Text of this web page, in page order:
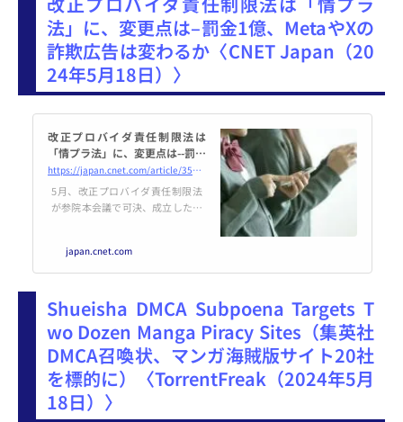
法」に、変更点は–罰金1億、MetaやXの
詐欺広告は変わるか〈CNET Japan（20
24年5月18日）〉
改正プロバイダ責任制限法は
「情プラ法」に、変更点は--罰金
1億、MetaやXの詐欺広告は変わ
るか
https://japan.cnet.com/article/35219058/
5月、改正プロバイダ責任制限法
が参院本会議で可決、成立した。
の流通によって発生する権利侵害
等への対処に関する法律」、通称
法」（情プラ法）に改められる。
今注目の「情プラ法」について解
説したい。
japan.cnet.com
Shueisha DMCA Subpoena Targets T
wo Dozen Manga Piracy Sites（集英社
DMCA召喚状、マンガ海賊版サイト20社
を標的に）〈TorrentFreak（2024年5月
18日）〉